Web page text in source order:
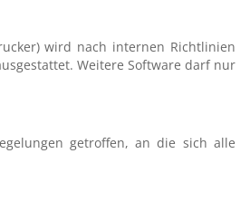
wird nach internen Richtlinien
Weitere Software darf nur
getroffen, an die sich alle